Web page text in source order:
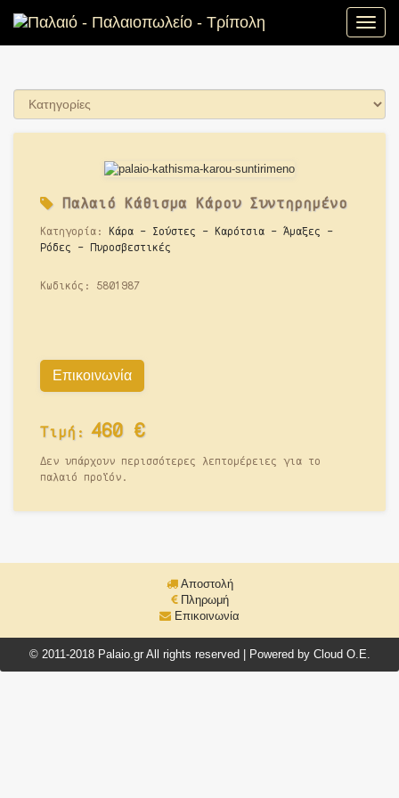
Toggle
Παλαιό Κάθισμα Κάρου Συντηρημένο
Κατηγορία: Κάρα - Σούστες - Καρότσια - Άμαξες -
Ρόδες - Πυροσβεστικές
Κωδικός: 5801987
Επικοινωνία
Τιμή: 460€
Δεν υπάρχουν περισσότερες λεπτομέρειες για το
παλαιό προϊόν.
Αποστολή
Πληρωμή
Επικοινωνία
© 2011-2018 Palaio.gr All rights reserved | Powered by Cloud O.E.